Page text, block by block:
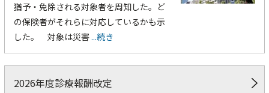
猶予・免除される対象者を周知した。ど
の保険者がそれらに対応しているかも示
した。 対象は災害...続き
2026年度診療報酬改定